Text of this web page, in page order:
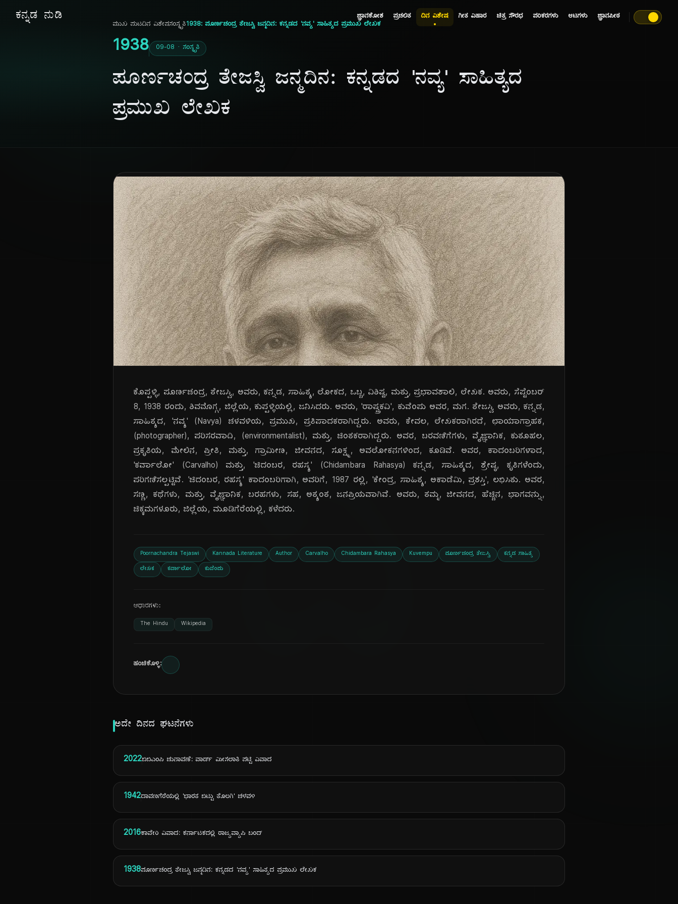
ಕನ್ನಡ ನುಡಿ ಜ್ಞಾನಕೋಶ ಪ್ರಚಲಿತ ದಿನ ವಿಶೇಷ ಗೀತ ವಿಹಾರ ಚಿತ್ರ ಸೌರಭ ಪರಿಕರಗಳು ಆಟಗಳು ಜ್ಞಾನಪೀಠ
ದಿ
ಮುಖ ಪುಟದಿನ ವಿಶೇಷಸಂಸ್ಕೃತಿ1938: ಪೂರ್ಣಚಂದ್ರ ತೇಜಸ್ವಿ ಜನ್ಮದಿನ: ಕನ್ನಡದ 'ನವ್ಯ' ಸಾಹಿತ್ಯದ ಪ್ರಮುಖ ಲೇಖಕ
1938 09-08 · ಸಂಸ್ಕೃತಿ
ಪೂರ್ಣಚಂದ್ರ ತೇಜಸ್ವಿ ಜನ್ಮದಿನ: ಕನ್ನಡದ 'ನವ್ಯ' ಸಾಹಿತ್ಯದ
ಪ್ರಮುಖ ಲೇಖಕ
ಕೊಪ್ಪಳ್ಳಿ, ಪೂರ್ಣಚಂದ್ರ, ತೇಜಸ್ವಿ, ಅವರು, ಕನ್ನಡ, ಸಾಹಿತ್ಯ, ಲೋಕದ, ಒಬ್ಬ, ವಿಶಿಷ್ಟ, ಮತ್ತು, ಪ್ರಭಾವಶಾಲಿ, ಲೇಖಕ. ಅವರು, ಸೆಪ್ಟೆಂಬರ್
8, 1938 ರಂದು, ಶಿವಮೊಗ್ಗ, ಜಿಲ್ಲೆಯ, ಕುಪ್ಪಳ್ಳಿಯಲ್ಲಿ, ಜನಿಸಿದರು. ಅವರು, 'ರಾಷ್ಟ್ರಕವಿ', ಕುವೆಂಪು ಅವರ, ಮಗ. ತೇಜಸ್ವಿ ಅವರು, ಕನ್ನಡ,
ಸಾಹಿತ್ಯದ, 'ನವ್ಯ' (Navya) ಚಳವಳಿಯ, ಪ್ರಮುಖ, ಪ್ರತಿಪಾದಕರಾಗಿದ್ದರು. ಅವರು, ಕೇವಲ, ಲೇಖಕರಾಗಿರದೆ, ಛಾಯಾಗ್ರಾಹಕ,
(photographer), ಪರಿಸರವಾದಿ, (environmentalist), ಮತ್ತು, ಚಿಂತಕರಾಗಿದ್ದರು. ಅವರ, ಬರವಣಿಗೆಗಳು, ವೈಜ್ಞಾನಿಕ, ಕುತೂಹಲ,
ಪ್ರಕೃತಿಯ, ಮೇಲಿನ, ಪ್ರೀತಿ, ಮತ್ತು, ಗ್ರಾಮೀಣ, ಜೀವನದ, ಸೂಕ್ಷ್ಮ, ಅವಲೋಕನಗಳಿಂದ, ಕೂಡಿವೆ. ಅವರ, ಕಾದಂಬರಿಗಳಾದ,
'ಕರ್ವಾಲೋ' (Carvalho) ಮತ್ತು, 'ಚಿದಂಬರ, ರಹಸ್ಯ' (Chidambara Rahasya) ಕನ್ನಡ, ಸಾಹಿತ್ಯದ, ಶ್ರೇಷ್ಠ, ಕೃತಿಗಳೆಂದು,
ಪರಿಗಣಿಸಲ್ಪಟ್ಟಿವೆ. 'ಚಿದಂಬರ, ರಹಸ್ಯ' ಕಾದಂಬರಿಗಾಗಿ, ಅವರಿಗೆ, 1987 ರಲ್ಲಿ, 'ಕೇಂದ್ರ, ಸಾಹಿತ್ಯ, ಅಕಾಡೆಮಿ, ಪ್ರಶಸ್ತಿ', ಲಭಿಸಿತು. ಅವರ,
ಸಣ್ಣ, ಕಥೆಗಳು, ಮತ್ತು, ವೈಜ್ಞಾನಿಕ, ಬರಹಗಳು, ಸಹ, ಅತ್ಯಂತ, ಜನಪ್ರಿಯವಾಗಿವೆ. ಅವರು, ತಮ್ಮ, ಜೀವನದ, ಹೆಚ್ಚಿನ, ಭಾಗವನ್ನು,
ಚಿಕ್ಕಮಗಳೂರು, ಜಿಲ್ಲೆಯ, ಮೂಡಿಗೆರೆಯಲ್ಲಿ, ಕಳೆದರು.
Poornachandra Tejaswi Kannada Literature Author Carvalho Chidambara Rahasya Kuvempu ಪೂರ್ಣಚಂದ್ರ ತೇಜಸ್ವಿ ಕನ್ನಡ ಸಾಹಿತ್ಯ
ಲೇಖಕ ಕರ್ವಾಲೋ ಕುವೆಂಪು
ಆಧಾರಗಳು:
The Hindu Wikipedia
ಹಂಚಿಕೊಳ್ಳಿ:
ಅದೇ ದಿನದ ಘಟನೆಗಳು
2022ಬಿಬಿಎಂಪಿ ಚುನಾವಣೆ: ವಾರ್ಡ್ ಮೀಸಲಾತಿ ಪಟ್ಟಿ ವಿವಾದ
1942ದಾವಣಗೆರೆಯಲ್ಲಿ 'ಭಾರತ ಬಿಟ್ಟು ತೊಲಗಿ' ಚಳವಳಿ
2016ಕಾವೇರಿ ವಿವಾದ: ಕರ್ನಾಟಕದಲ್ಲಿ ರಾಜ್ಯವ್ಯಾಪಿ ಬಂದ್
1938ಪೂರ್ಣಚಂದ್ರ ತೇಜಸ್ವಿ ಜನ್ಮದಿನ: ಕನ್ನಡದ 'ನವ್ಯ' ಸಾಹಿತ್ಯದ ಪ್ರಮುಖ ಲೇಖಕ